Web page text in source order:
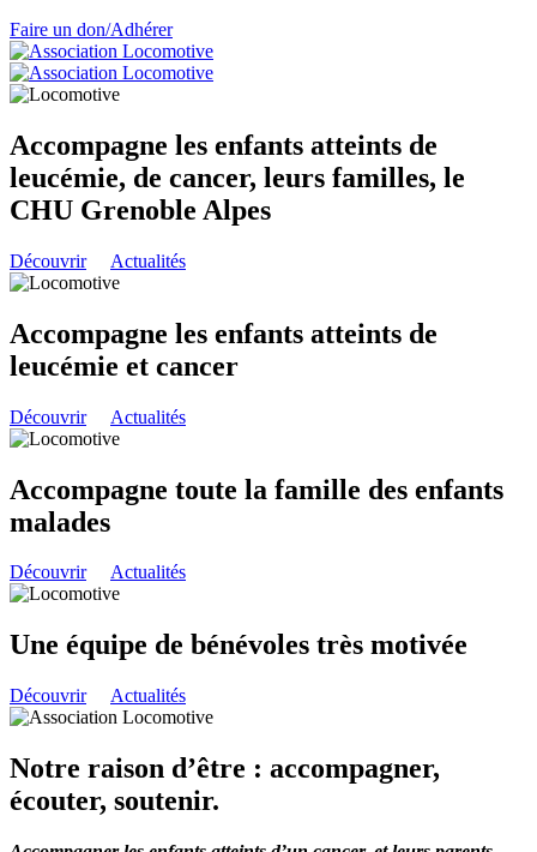
Faire un don/Adhérer
Accompagne les enfants atteints de
leucémie, de cancer, leurs familles, le
CHU Grenoble Alpes
Découvrir Actualités
Accompagne les enfants atteints de
leucémie et cancer
Découvrir Actualités
Accompagne toute la famille des enfants
malades
Découvrir Actualités
Une équipe de bénévoles très motivée
Découvrir Actualités
Notre raison d’être : accompagner,
écouter, soutenir.